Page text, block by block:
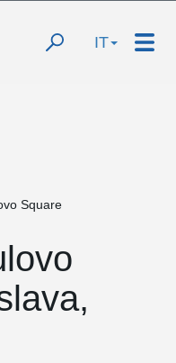
IT
Square